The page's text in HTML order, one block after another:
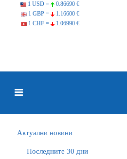
1 USD =
0.86690 €
1 GBP =
1.16600 €
1 CHF =
1.06990 €
Актуални новини
Последните 30 дни